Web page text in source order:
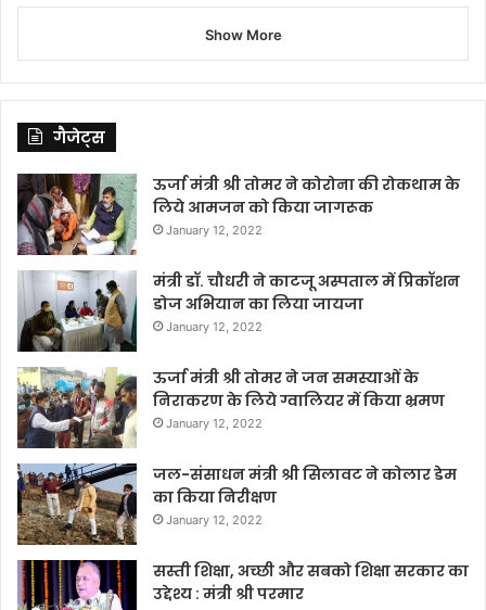
Show More
गैजेट्स
ऊर्जा मंत्री श्री तोमर ने कोरोना की रोकथाम के
लिये आमजन को किया जागरूक
January 12, 2022
मंत्री डॉ. चौधरी ने काटजू अस्पताल में प्रिकॉशन
डोज अभियान का लिया जायजा
January 12, 2022
ऊर्जा मंत्री श्री तोमर ने जन समस्याओं के
निराकरण के लिये ग्वालियर में किया भ्रमण
January 12, 2022
जल-संसाधन मंत्री श्री सिलावट ने कोलार डेम
का किया निरीक्षण
January 12, 2022
सस्ती शिक्षा, अच्छी और सबको शिक्षा सरकार का
उद्देश्य : मंत्री श्री परमार